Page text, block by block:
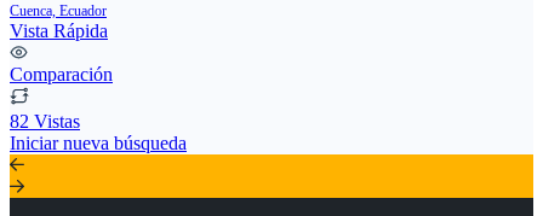
Cuenca, Ecuador
Vista Rápida
Comparación
82 Vistas
Iniciar nueva búsqueda